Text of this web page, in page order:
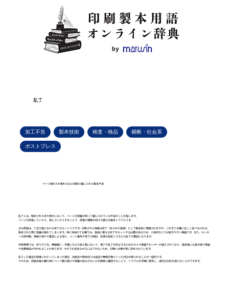
乱丁
加工不良 製本技術 検査・検品 横断・社会系
ポストプレス
ページ順が入れ替わるなど誤順で綴じられた製本不良
乱丁とは、製本された本や冊子において、ページの順番が誤って綴じられている不良のことを指します。
ページが前後していたり、飛んでいたりすることで、読者の理解を妨げる重大な製本トラブルです。
主な原因は、丁合工程における折丁のセットミスです。印刷された用紙は折丁（折られた紙束）として製本前に準備されますが、これを丁合機に正しく並べなければ、
製本された際に順番が崩れてしまいます。特に多段の丁合機では、各段に異なる折丁をセットする必要があるため、人為的なミスが起きやすい場面です。また、センサ
ーの誤作動、用紙の滑りや重送による混入、ページ番号や背丁の誤記、折順の設定ミスなども乱丁の要因となります。
印刷現場では、折りや丁合、無線綴じ・中綴じなどの各工程において、落丁や乱丁を防止するためのカメラ検査やセンサーが導入されており、製本後にも抜き取り検査
や全数検品が行われることがあります。それでも完全なゼロにはできないため、対策と点検が常に求められています。
乱丁した製品が読者にわたってしまった場合、出版社や販売店では返品や無償交換といった対応が取られることが一般的です。
そのため、読者自身も購入時にページ数の抜けや順番の乱れがないかを簡単に確認することで、トラブルを早期に発見し、適切な対応を受けることができます。